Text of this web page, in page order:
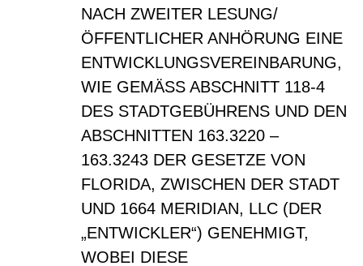
NACH ZWEITER LESUNG/
ÖFFENTLICHER ANHÖRUNG EINE
ENTWICKLUNGSVEREINBARUNG,
WIE GEMÄSS ABSCHNITT 118-4
DES STADTGEBÜHRENS UND DEN
ABSCHNITTEN 163.3220 –
163.3243 DER GESETZE VON
FLORIDA, ZWISCHEN DER STADT
UND 1664 MERIDIAN, LLC (DER
„ENTWICKLER“) GENEHMIGT,
WOBEI DIESE